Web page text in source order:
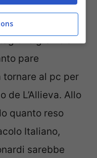
un
Costanza,
grazie ai
pare
tornare al pc per
de L’Allieva. Allo
quanto reso
Italiano,
sarebbe